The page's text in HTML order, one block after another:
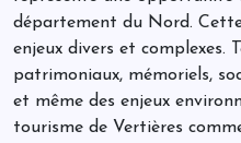
département du Nord.
enjeux divers et complexes.
patrimoniaux, mémoriels,
et même des enjeux
tourisme de Vertières